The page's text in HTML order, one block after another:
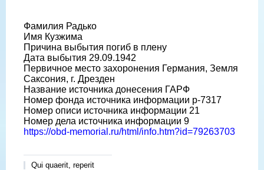
Фамилия Радько
Имя Кузжима
Причина выбытия погиб в плену
Дата выбытия 29.09.1942
Первичное место захоронения Германия, Земля
Саксония, г. Дрезден
Название источника донесения ГАРФ
Номер фонда источника информации р-7317
Номер описи источника информации 21
Номер дела источника информации 9
https://obd-memorial.ru/html/info.htm?id=79263703
Qui quaerit, reperit